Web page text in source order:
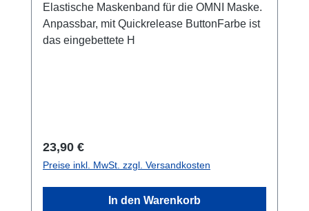
Elastische Maskenband für die OMNI Maske.
Anpassbar, mit Quickrelease ButtonFarbe ist
das eingebettete H
Regulärer Preis:
23,90 €
Preise inkl. MwSt. zzgl. Versandkosten
In den Warenkorb